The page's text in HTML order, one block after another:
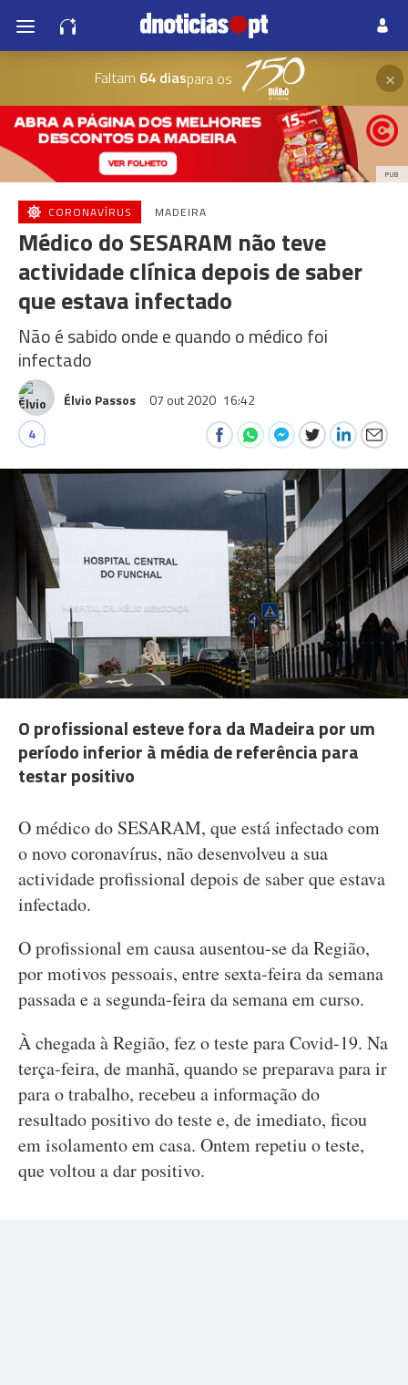
Faltam 64 diaspara os ×
PUB
CORONAVÍRUS MADEIRA
Médico do SESARAM não teve
actividade clínica depois de saber
que estava infectado
Não é sabido onde e quando o médico foi
infectado
Élvio Passos 07 out 2020 16:42
4
O profissional esteve fora da Madeira por um
período inferior à média de referência para
testar positivo
O médico do SESARAM, que está infectado com
o novo coronavírus, não desenvolveu a sua
actividade profissional depois de saber que estava
infectado.
O profissional em causa ausentou-se da Região,
por motivos pessoais, entre sexta-feira da semana
passada e a segunda-feira da semana em curso.
À chegada à Região, fez o teste para Covid-19. Na
terça-feira, de manhã, quando se preparava para ir
para o trabalho, recebeu a informação do
resultado positivo do teste e, de imediato, ficou
em isolamento em casa. Ontem repetiu o teste,
que voltou a dar positivo.